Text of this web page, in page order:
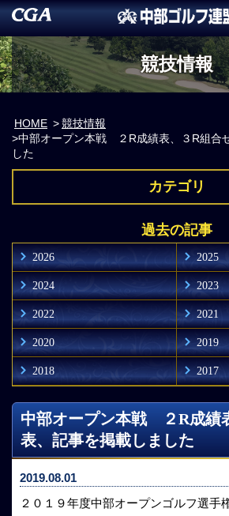
競技情報
HOME
競技情報
中部オープン本戦 ２R成績表、３R組合
した
カテゴリ
過去の記事
2026 2025
2024 2023
2022 2021
2020 2019
2018 2017
中部オープン本戦 ２R成績
表、記事を掲載しました
2019.08.01
２０１９年度中部オープンゴルフ選手